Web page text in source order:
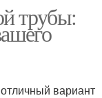
трубы:
вариант